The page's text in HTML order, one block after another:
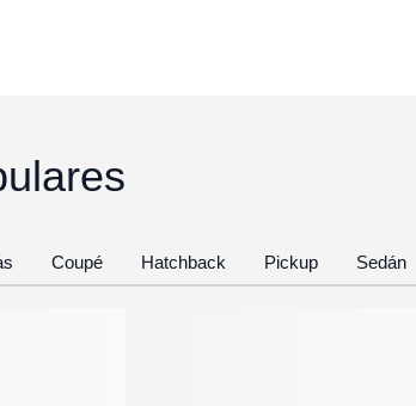
Coupé Hatchback Pickup Sedán